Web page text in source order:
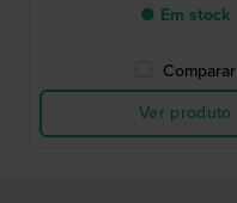
● Em stock
Comparar
Ver produto